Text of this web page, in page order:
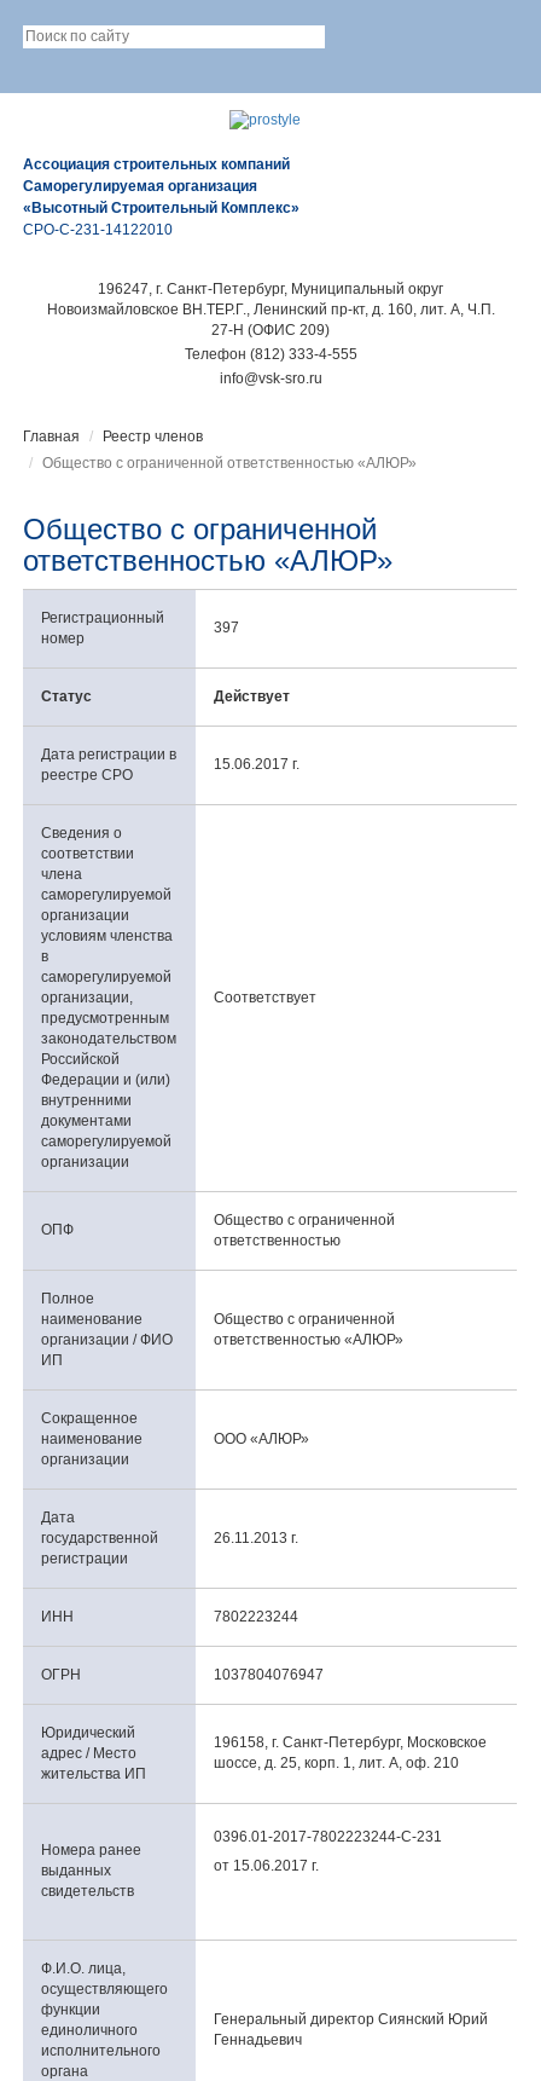
Ассоциация строительных компаний
Саморегулируемая организация
«Высотный Строительный Комплекс»
СРО-С-231-14122010
196247, г. Санкт-Петербург, Муниципальный округ
Новоизмайловское ВН.ТЕР.Г., Ленинский пр-кт, д. 160, лит. А, Ч.П.
27-Н (ОФИС 209)
Телефон (812) 333-4-555
info@vsk-sro.ru
Главная
Реестр членов
Общество с ограниченной ответственностью «АЛЮР»
Общество с ограниченной
ответственностью «АЛЮР»
Регистрационный
номер
397
Статус Действует
Дата регистрации в
реестре СРО
15.06.2017 г.
Сведения о
соответствии
члена
саморегулируемой
организации
условиям членства
в
саморегулируемой
организации,
предусмотренным
законодательством
Российской
Федерации и (или)
внутренними
документами
саморегулируемой
организации
Соответствует
ОПФ
Общество с ограниченной
ответственностью
Полное
наименование
организации / ФИО
ИП
Общество с ограниченной
ответственностью «АЛЮР»
Сокращенное
наименование
организации
ООО «АЛЮР»
Дата
государственной
регистрации
26.11.2013 г.
ИНН 7802223244
ОГРН 1037804076947
Юридический
адрес / Место
жительства ИП
196158, г. Санкт-Петербург, Московское
шоссе, д. 25, корп. 1, лит. А, оф. 210
Номера ранее
выданных
свидетельств
0396.01-2017-7802223244-С-231
от 15.06.2017 г.
Ф.И.О. лица,
осуществляющего
функции
единоличного
исполнительного
органа
Генеральный директор Сиянский Юрий
Геннадьевич